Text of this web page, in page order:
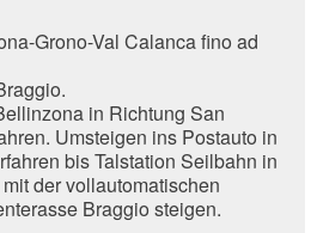
Grono-Val Calanca fino ad
in Richtung San
Umsteigen ins Postauto in
bis Talstation Seilbahn in
der vollautomatischen
Braggio steigen.